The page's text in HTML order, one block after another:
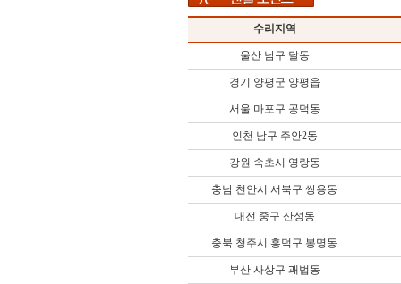
수리지역
울산 남구 달동
경기 양평군 양평읍
서울 마포구 공덕동
인천 남구 주안2동
강원 속초시 영랑동
충남 천안시 서북구 쌍용동
대전 중구 산성동
충북 청주시 흥덕구 봉명동
부산 사상구 괘법동